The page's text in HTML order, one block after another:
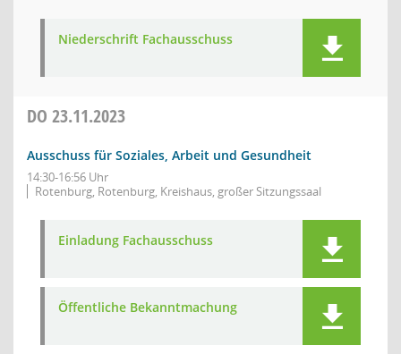
Niederschrift Fachausschuss
DO 23.11.2023
Ausschuss für Soziales, Arbeit und Gesundheit
14:30-16:56 Uhr
Rotenburg, Rotenburg, Kreishaus, großer Sitzungssaal
Einladung Fachausschuss
Öffentliche Bekanntmachung